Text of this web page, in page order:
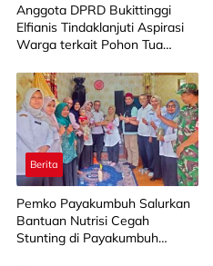
Anggota DPRD Bukittinggi
Elfianis Tindaklanjuti Aspirasi
Warga terkait Pohon Tua
Berita
Pemko Payakumbuh Salurkan
Bantuan Nutrisi Cegah
Stunting di Payakumbuh